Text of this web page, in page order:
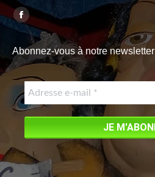
Trouvez nous sur :
Facebook
page
opens
in
new
window
Abonnez-vous à notre newsletter